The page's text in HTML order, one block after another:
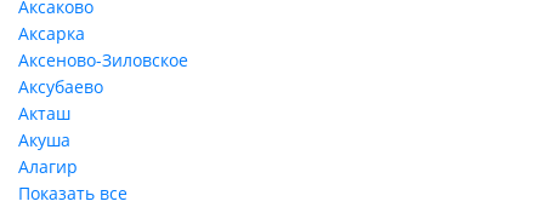
Аксаково
Аксарка
Аксеново-Зиловское
Аксубаево
Акташ
Акуша
Алагир
Показать все